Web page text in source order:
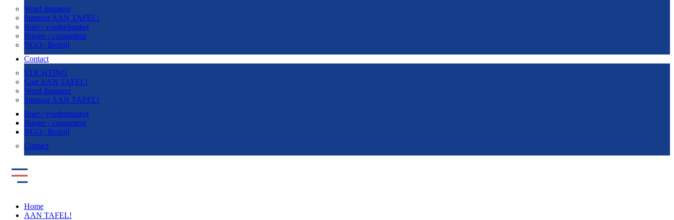
Word donateur
Sponsor AAN TAFEL!
Boer / voedselmaker
Burger / consument
NGO | Bedrijf
Contact
STICHTING
Gast AAN TAFEL!
Word donateur
Sponsor AAN TAFEL!
Boer / voedselmaker
Burger / consument
NGO | Bedrijf
Contact
Home
AAN TAFEL!